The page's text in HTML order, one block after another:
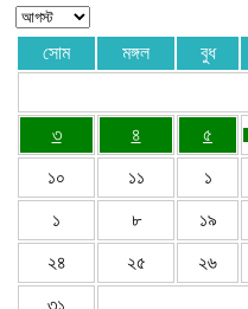
সোম মঙ্গল বুধ
৩ ৪ ৫
১০ ১১ ১
১ ৮ ১৯
২৪ ২৫ ২৬